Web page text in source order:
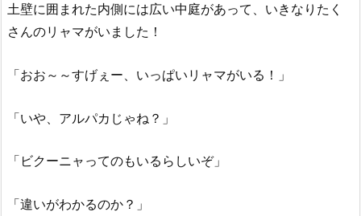
土壁に囲まれた内側には広い中庭があって、いきなりたく
さんのリャマがいました！
「おお～～すげぇー、いっぱいリャマがいる！」
「いや、アルパカじゃね？」
「ビクーニャってのもいるらしいぞ」
「違いがわかるのか？」